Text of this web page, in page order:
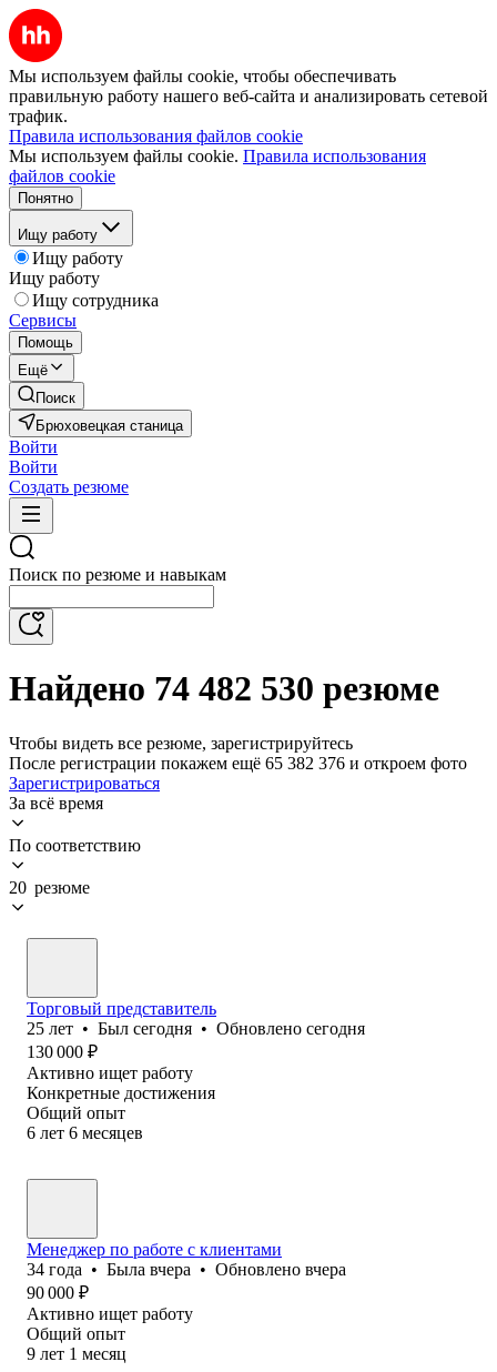
Мы используем файлы cookie, чтобы обеспечивать
правильную работу нашего веб-сайта и анализировать сетевой
трафик.
Правила использования файлов cookie
Мы используем файлы cookie. Правила использования
файлов cookie
Понятно
Ищу работу
Ищу работу
Ищу работу
Ищу сотрудника
Сервисы
Помощь
Ещё
Поиск
Брюховецкая станица
Войти
Войти
Создать резюме
Поиск по резюме и навыкам
Найдено 74 482 530 резюме
Чтобы видеть все резюме, зарегистрируйтесь
После регистрации покажем ещё 65 382 376 и откроем фото
Зарегистрироваться
За всё время
По соответствию
20 резюме
Торговый представитель
25 лет • Был сегодня • Обновлено сегодня
130 000 ₽
Активно ищет работу
Конкретные достижения
Общий опыт
6 лет 6 месяцев
Менеджер по работе с клиентами
34 года • Была вчера • Обновлено вчера
90 000 ₽
Активно ищет работу
Общий опыт
9 лет 1 месяц